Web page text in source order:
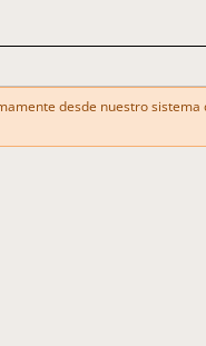
desde nuestro sistema